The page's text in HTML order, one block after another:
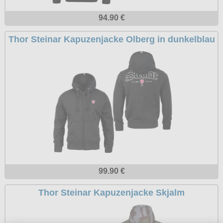
Petticoats
Poloshirts
T-Shirts
Dobermann
Hot Rod
Nordische Götterwelt
Ostzone
Punkrock
Wikinger
94.90 €
Thor Steinar Kapuzenjacke Olberg in dunkelblau
99.90 €
Thor Steinar Kapuzenjacke Skjalm